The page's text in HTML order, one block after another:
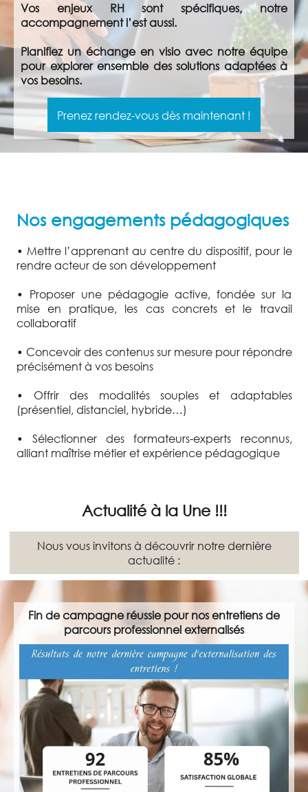
Vos enjeux RH sont spécifiques, notre
accompagnement l’est aussi.
Planifiez un échange en visio avec notre équipe
pour explorer ensemble des solutions adaptées à
vos besoins.
Prenez rendez-vous dès maintenant !
Nos engagements pédagogiques
• Mettre l’apprenant au centre du dispositif, pour le
rendre acteur de son développement
• Proposer une pédagogie active, fondée sur la
mise en pratique, les cas concrets et le travail
collaboratif
• Concevoir des contenus sur mesure pour répondre
précisément à vos besoins
• Offrir des modalités souples et adaptables
(présentiel, distanciel, hybride…)
• Sélectionner des formateurs-experts reconnus,
alliant maîtrise métier et expérience pédagogique
Actualité à la Une !!!
Nous vous invitons à découvrir notre dernière
actualité :
Fin de campagne réussie pour nos entretiens de
parcours professionnel externalisés